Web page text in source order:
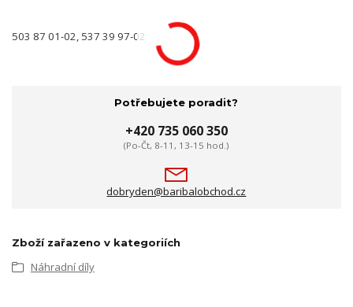
503 87 01-02, 537 39 97-02
Potřebujete poradit?
+420 735 060 350
(Po-Čt, 8-11, 13-15 hod.)
dobryden@baribalobchod.cz
Zboží zařazeno v kategoriích
Náhradní díly